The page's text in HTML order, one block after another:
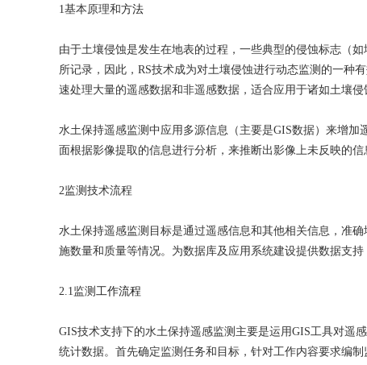
1基本原理和方法
由于土壤侵蚀是发生在地表的过程，一些典型的侵蚀标志（
所记录，因此，RS技术成为对土壤侵蚀进行动态监测的一种
速处理大量的遥感数据和非遥感数据，适合应用于诸如土壤
水土保持遥感监测中应用多源信息（主要是GIS数据）来增
面根据影像提取的信息进行分析，来推断出影像上未反映的信
2监测技术流程
水土保持遥感监测目标是通过遥感信息和其他相关信息，准
施数量和质量等情况。为数据库及应用系统建设提供数据支持
2.1监测 工作流程
GIS技术支持下的水土保持遥感监测主要是运用GIS工具对遥
统计数据。首先确定监测任务和目标，针对工作内容要求编